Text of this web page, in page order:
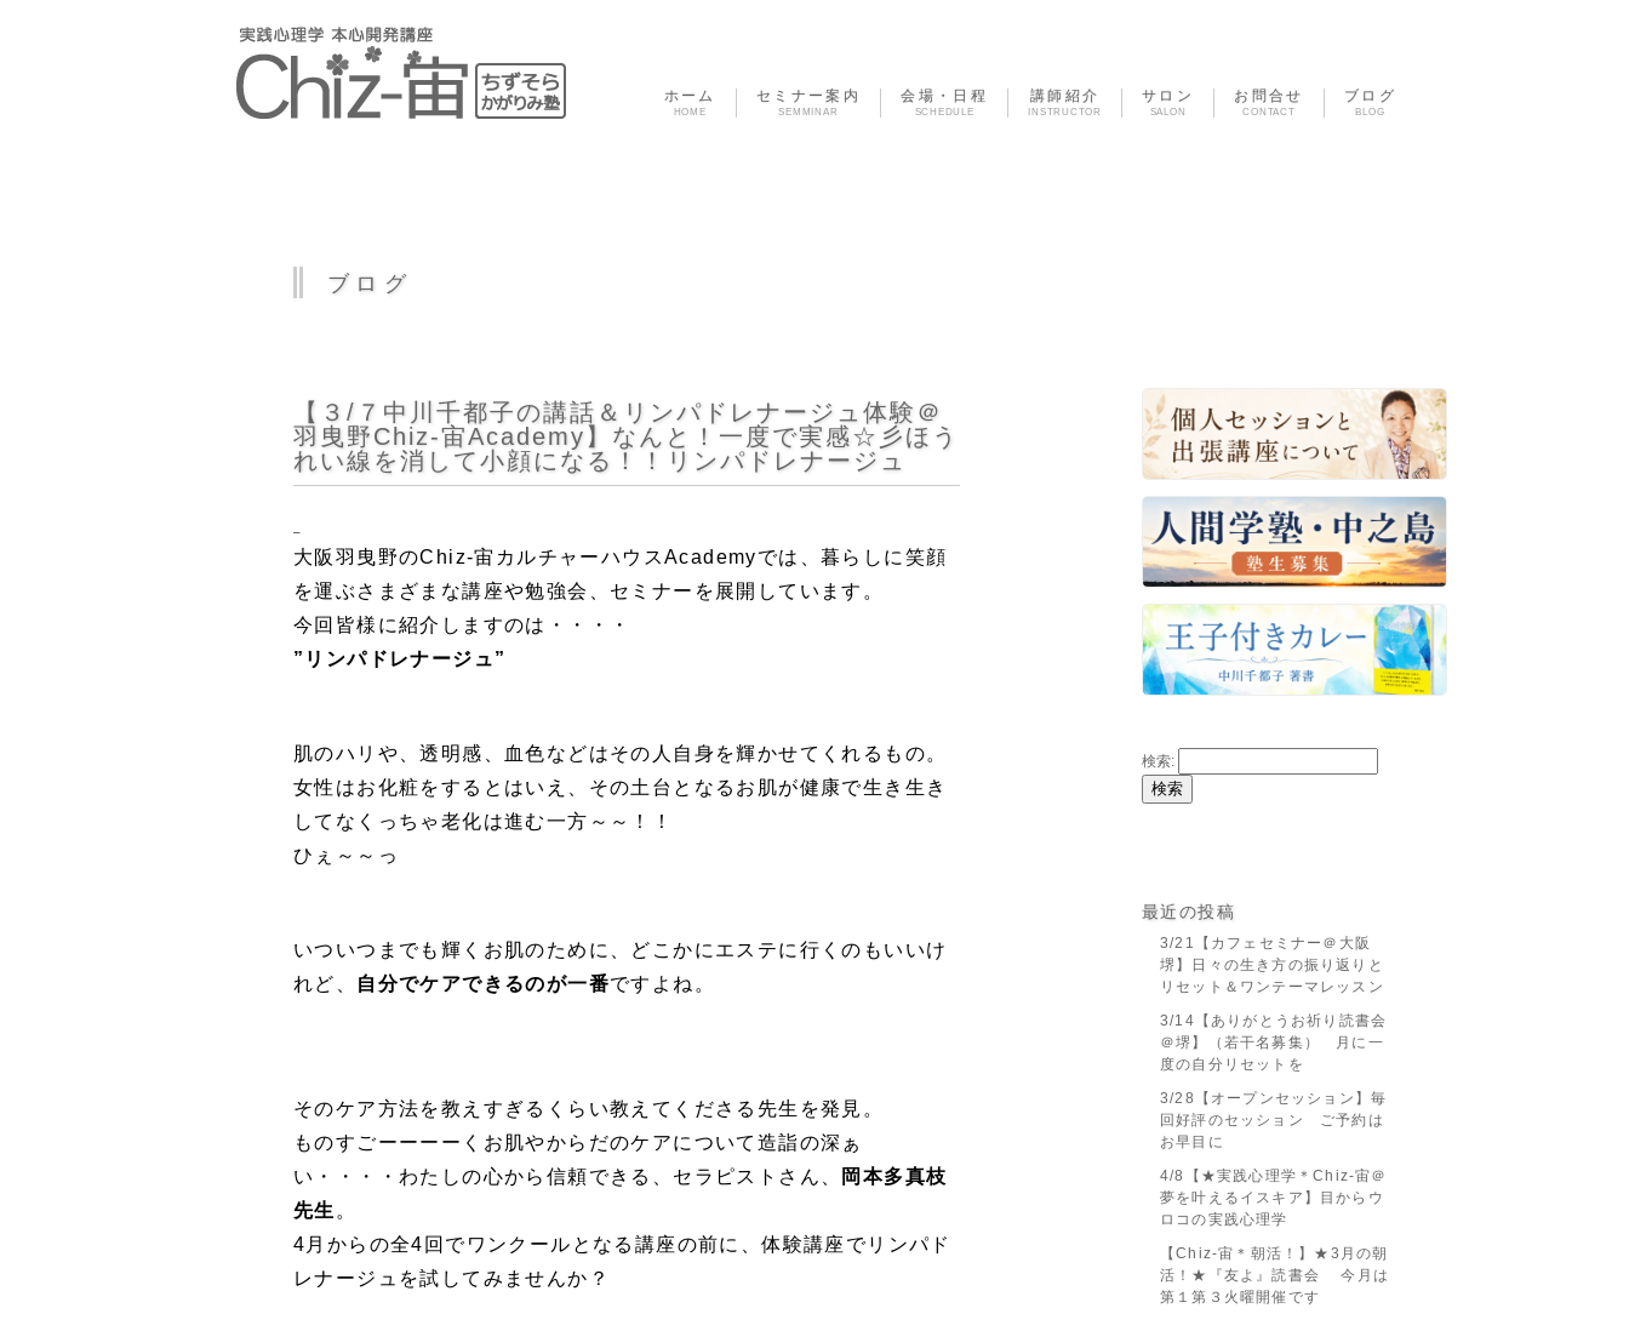
ホーム
HOME
セミナー案内
SEMMINAR
会場・日程
SCHEDULE
講師紹介
INSTRUCTOR
サロン
SALON
お問合せ
CONTACT
ブログ
BLOG
ブログ
【３/７中川千都子の講話＆リンパドレナージュ体験＠
羽曳野Chiz-宙Academy】なんと！一度で実感☆彡ほう
れい線を消して小顔になる！！リンパドレナージュ
大阪羽曳野のChiz-宙カルチャーハウスAcademyでは、暮らしに笑顔
を運ぶさまざまな講座や勉強会、セミナーを展開しています。
今回皆様に紹介しますのは・・・・
”リンパドレナージュ”
肌のハリや、透明感、血色などはその人自身を輝かせてくれるもの。
女性はお化粧をするとはいえ、その土台となるお肌が健康で生き生き
してなくっちゃ老化は進む一方～～！！
ひぇ～～っ
いついつまでも輝くお肌のために、どこかにエステに行くのもいいけ
れど、
自分でケアできるのが一番ですよね。
そのケア方法を教えすぎるくらい教えてくださる先生を発見。
ものすごーーーーくお肌やからだのケアについて造詣の深ぁ
い・・・・ わたしの心から信頼できる、セラピストさん、
岡本多真枝
先生 。
4月からの全4回でワンクールとなる講座の前に、体験講座でリンパド
レナージュを試してみませんか？
検索:
最近の投稿
3/21【カフェセミナー＠大阪
堺】日々の生き方の振り返りと
リセット＆ワンテーマレッスン
3/14【ありがとうお祈り読書会
＠堺】（若干名募集） 月に一
度の自分リセットを
3/28【オープンセッション】毎
回好評のセッション ご予約は
お早目に
4/8【★実践心理学＊Chiz-宙＠
夢を叶えるイスキア】目からウ
ロコの実践心理学
【Chiz-宙＊朝活！】★3月の朝
活！★『友よ』読書会 今月は
第１第３火曜開催です